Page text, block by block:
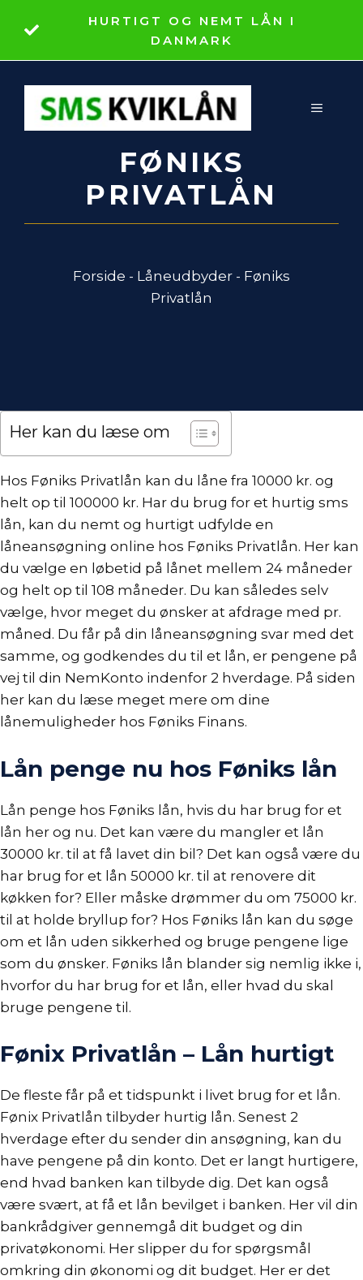
HURTIGT OG NEMT LÅN I
DANMARK
MENU
FØNIKS
PRIVATLÅN
Forside - Låneudbyder - Føniks
Privatlån
Her kan du læse om
Hos Føniks Privatlån kan du låne fra 10000 kr. og
helt op til 100000 kr. Har du brug for et hurtig sms
lån, kan du nemt og hurtigt udfylde en
låneansøgning online hos Føniks Privatlån. Her kan
du vælge en løbetid på lånet mellem 24 måneder
og helt op til 108 måneder. Du kan således selv
vælge, hvor meget du ønsker at afdrage med pr.
måned. Du får på din låneansøgning svar med det
samme, og godkendes du til et lån, er pengene på
vej til din NemKonto indenfor 2 hverdage. På siden
her kan du læse meget mere om dine
lånemuligheder hos Føniks Finans.
Lån penge nu hos Føniks lån
Lån penge hos Føniks lån, hvis du har brug for et
lån her og nu. Det kan være du mangler et lån
30000 kr. til at få lavet din bil? Det kan også være du
har brug for et lån 50000 kr. til at renovere dit
køkken for? Eller måske drømmer du om 75000 kr.
til at holde bryllup for? Hos Føniks lån kan du søge
om et lån uden sikkerhed og bruge pengene lige
som du ønsker. Føniks lån blander sig nemlig ikke i,
hvorfor du har brug for et lån, eller hvad du skal
bruge pengene til.
Fønix Privatlån – Lån hurtigt
De fleste får på et tidspunkt i livet brug for et lån.
Fønix Privatlån tilbyder hurtig lån. Senest 2
hverdage efter du sender din ansøgning, kan du
have pengene på din konto. Det er langt hurtigere,
end hvad banken kan tilbyde dig. Det kan også
være svært, at få et lån bevilget i banken. Her vil din
bankrådgiver gennemgå dit budget og din
privatøkonomi. Her slipper du for spørgsmål
omkring din økonomi og dit budget. Her er det